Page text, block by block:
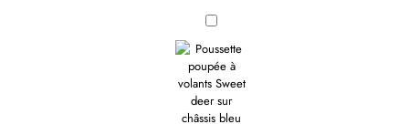
Poussette
poupée
volants
Sweet
deer
sur
châssis
bleu